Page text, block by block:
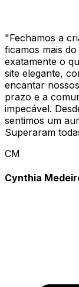
"Fechamos a
ficamos mais
exatamente o
site elegante,
encantar
prazo e a
impecável.
sentimos um
Superaram
CM
Cynthia